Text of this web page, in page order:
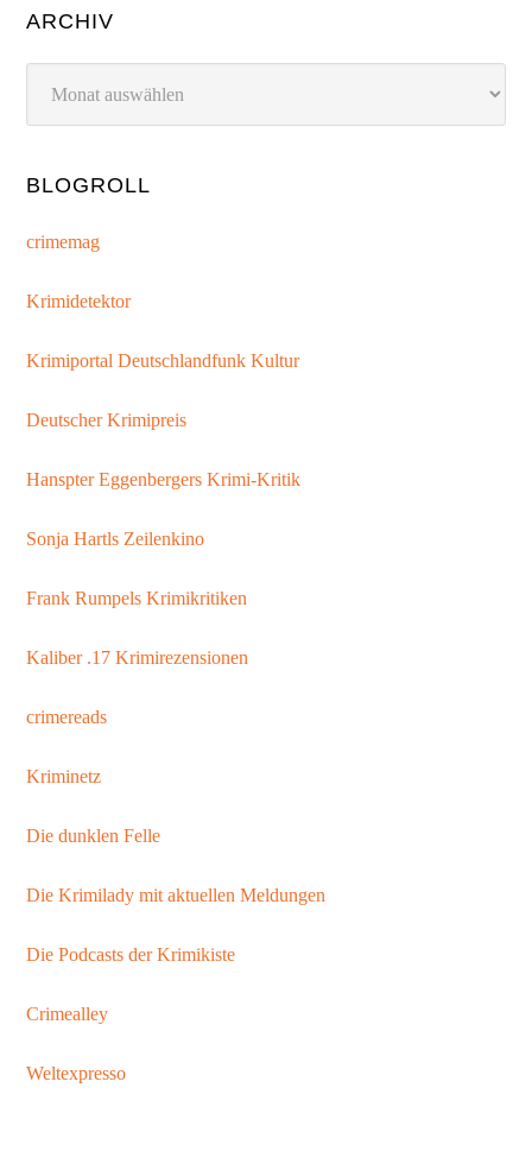
ARCHIV
BLOGROLL
crimemag
Krimidetektor
Krimiportal Deutschlandfunk Kultur
Deutscher Krimipreis
Hanspter Eggenbergers Krimi-Kritik
Sonja Hartls Zeilenkino
Frank Rumpels Krimikritiken
Kaliber .17 Krimirezensionen
crimereads
Kriminetz
Die dunklen Felle
Die Krimilady mit aktuellen Meldungen
Die Podcasts der Krimikiste
Crimealley
Weltexpresso